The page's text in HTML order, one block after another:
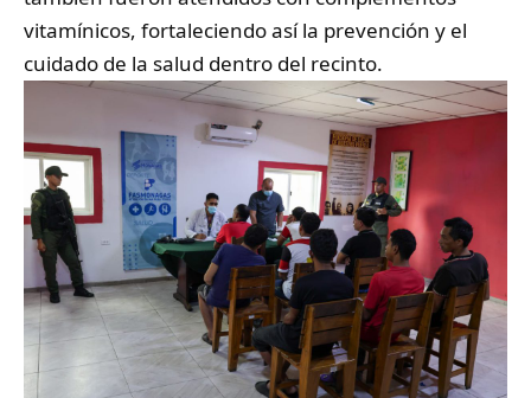
vitamínicos, fortaleciendo así la prevención y el
cuidado de la salud dentro del recinto.